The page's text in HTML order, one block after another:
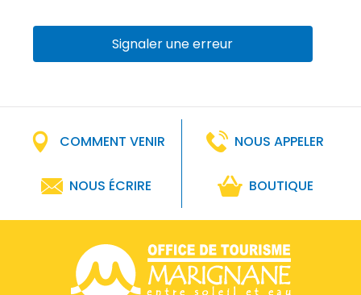
Signaler une erreur
COMMENT VENIR NOUS APPELER
NOUS ÉCRIRE BOUTIQUE